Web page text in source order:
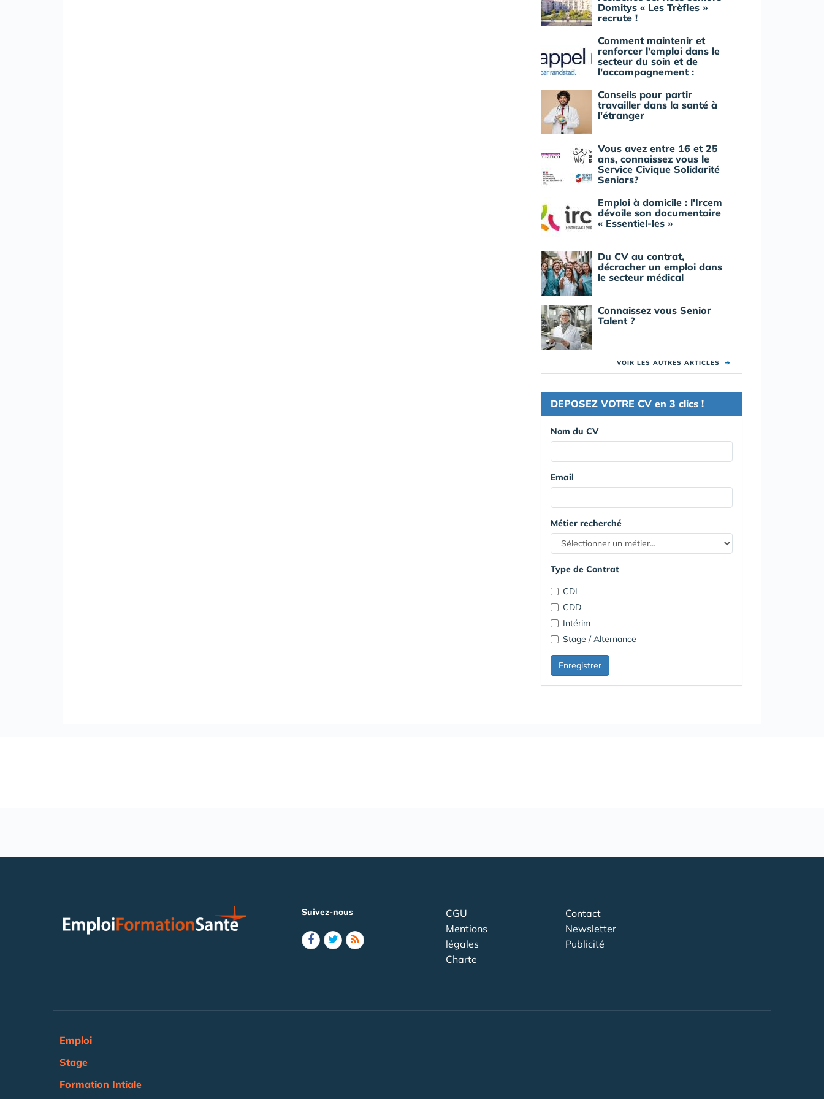
Domitys « Les Trèfles »
recrute !
Comment maintenir et
renforcer l'emploi dans le
secteur du soin et de
l'accompagnement :
Conseils pour partir
travailler dans la santé à
l'étranger
Vous avez entre 16 et 25
ans, connaissez vous le
Service Civique Solidarité
Seniors?
Emploi à domicile : l'Ircem
dévoile son documentaire
« Essentiel-les »
Du CV au contrat,
décrocher un emploi dans
le secteur médical
Connaissez vous Senior
Talent ?
VOIR LES AUTRES ARTICLES ➜
DEPOSEZ VOTRE CV en 3 clics !
Nom du CV
Email
Métier recherché
Type de Contrat
CDI
CDD
Intérim
Stage / Alternance
Suivez-nous
CGU
Mentions
légales
Charte
Contact
Newsletter
Publicité
Emploi
Stage
Formation Intiale